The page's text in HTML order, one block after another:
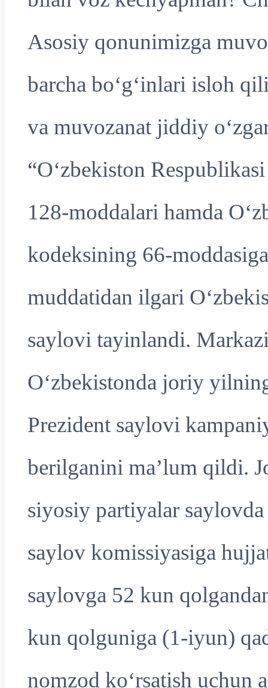
Asosiy qonunimizga
barcha bo‘g‘inlari isloh
va muvozanat jiddiy
“O‘zbekiston
128-moddalari hamda
kodeksining 66-
muddatidan ilgari
saylovi tayinlandi.
O‘zbekistonda joriy
Prezident saylovi
berilganini ma’lum qildi.
siyosiy partiyalar
saylov komissiyasiga
saylovga 52 kun
kun qolguniga (1-iyun)
nomzod ko‘rsatish uchun